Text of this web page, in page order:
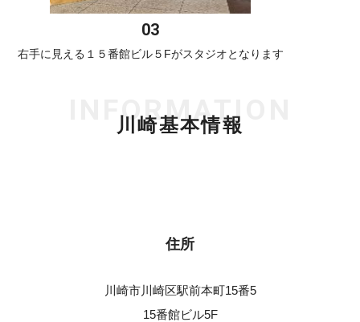
右手に見える１５番館ビル５Fがスタジオとなります
川崎基本情報
INFORMATION
住所
川崎市川崎区駅前本町15番5
15番館ビル5F